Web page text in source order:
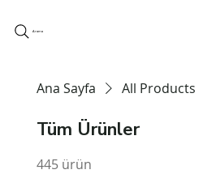
Arama
Ana Sayfa All Products
Tüm Ürünler
445 ürün